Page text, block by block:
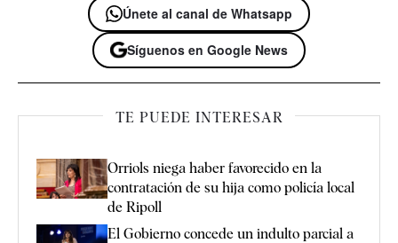
Únete al canal de Whatsapp
Síguenos en Google News
TE PUEDE INTERESAR
Orriols niega haber favorecido en la
contratación de su hija como policía local
de Ripoll
El Gobierno concede un indulto parcial a